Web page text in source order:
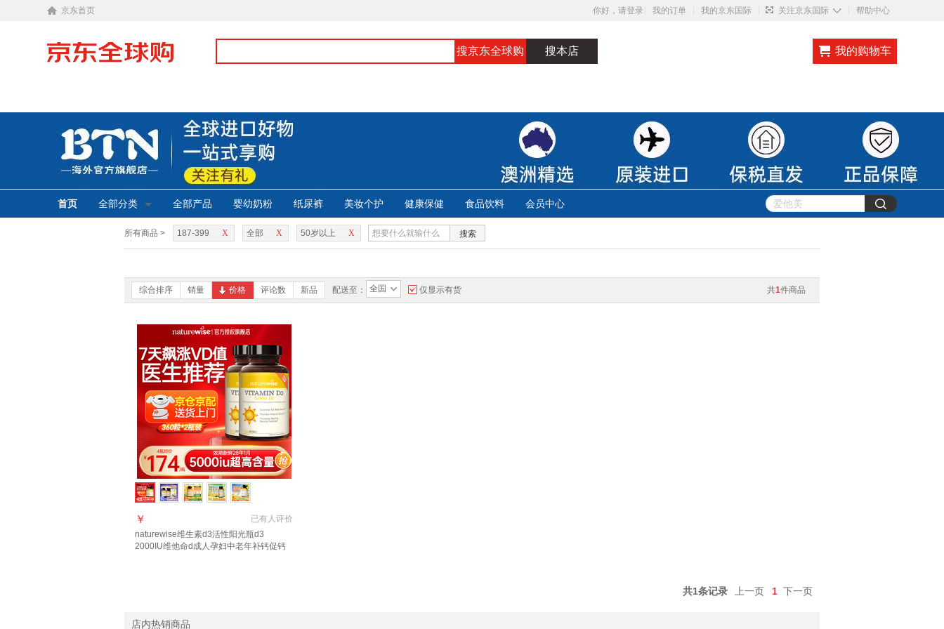
京东首页 你好，请登录 我的订单 我的京东国际 关注京东国际 ◇ 帮助中心
搜京东全球购 搜本店 我的购物车
首页 全部分类 全部产品 婴幼奶粉 纸尿裤 美妆个护 健康保健 食品饮料 会员中心
所有商品 > X
187-399 X
全部 X
50岁以上 搜索
共1件商品
综合排序 销量 价格 评论数 新品 配送至： 全国 仅显示有货
已有人评价
￥
naturewise维生素d3活性阳光瓶d3
2000IU维他命d成人孕妇中老年补钙促钙
共1条记录 上一页 1 下一页
店内热销商品